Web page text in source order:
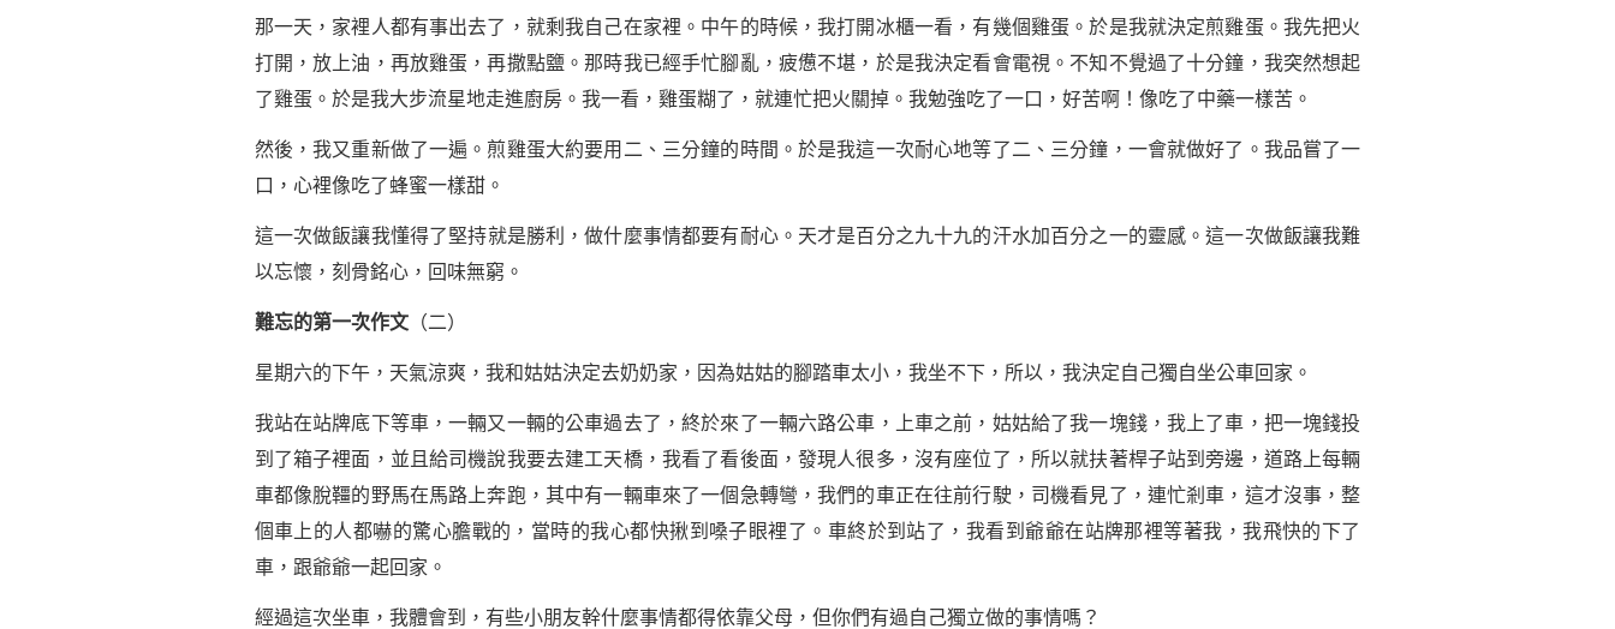
那一天，家裡人都有事出去了，就剩我自己在家裡。中午的時候，我打開冰櫃一看，有幾個雞蛋。於是我就決定煎雞蛋。我先把火
打開，放上油，再放雞蛋，再撒點鹽。那時我已經手忙腳亂，疲憊不堪，於是我決定看會電視。不知不覺過了十分鐘，我突然想起
了雞蛋。於是我大步流星地走進廚房。我一看，雞蛋糊了，就連忙把火關掉。我勉強吃了一口，好苦啊！像吃了中藥一樣苦。
然後，我又重新做了一遍。煎雞蛋大約要用二、三分鐘的時間。於是我這一次耐心地等了二、三分鐘，一會就做好了。我品嘗了一
口，心裡像吃了蜂蜜一樣甜。
這一次做飯讓我懂得了堅持就是勝利，做什麼事情都要有耐心。天才是百分之九十九的汗水加百分之一的靈感。這一次做飯讓我難
以忘懷，刻骨銘心，回味無窮。
難忘的第一次作文（二）
星期六的下午，天氣涼爽，我和姑姑決定去奶奶家，因為姑姑的腳踏車太小，我坐不下，所以，我決定自己獨自坐公車回家。
我站在站牌底下等車，一輛又一輛的公車過去了，終於來了一輛六路公車，上車之前，姑姑給了我一塊錢，我上了車，把一塊錢投
到了箱子裡面，並且給司機說我要去建工天橋，我看了看後面，發現人很多，沒有座位了，所以就扶著桿子站到旁邊，道路上每輛
車都像脫韁的野馬在馬路上奔跑，其中有一輛車來了一個急轉彎，我們的車正在往前行駛，司機看見了，連忙剎車，這才沒事，整
個車上的人都嚇的驚心膽戰的，當時的我心都快揪到嗓子眼裡了。車終於到站了，我看到爺爺在站牌那裡等著我，我飛快的下了
車，跟爺爺一起回家。
經過這次坐車，我體會到，有些小朋友幹什麼事情都得依靠父母，但你們有過自己獨立做的事情嗎？